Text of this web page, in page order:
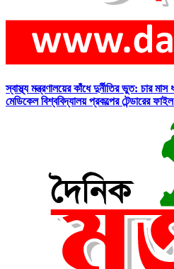
স্বাস্থ্য মন্ত্রণালয়ের কাঁধে দুর্নীতির ভুত: চার
মেডিকেল বিশ্ববিদ্যালয় প্রকল্পের টেন্ডারের